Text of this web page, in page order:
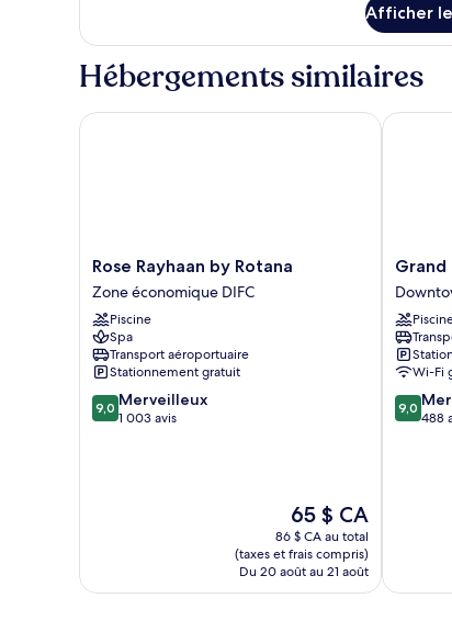
Chambre
Afficher
Hébergements similaires
Rose
Rayhaan
by
Rotana
Zone
économique
DIFC
Rose Rayhaan by Rotana
Zone économique DIFC
Piscine
Spa
Transport aéroportuaire
Stationnement gratuit
9.0
sur
9,0 Merveilleux
1 003 avis
Le
prix
est
de
65 $ CA
65 $ CA
86 $ CA au total
(taxes et frais compris)
Du 20 août au 21 août
Rose Rayhaan by Rotana
Grand
Business
Bay
Dubaï
Grand
Wi-Fi
9.0
sur
9,0
488
Grand